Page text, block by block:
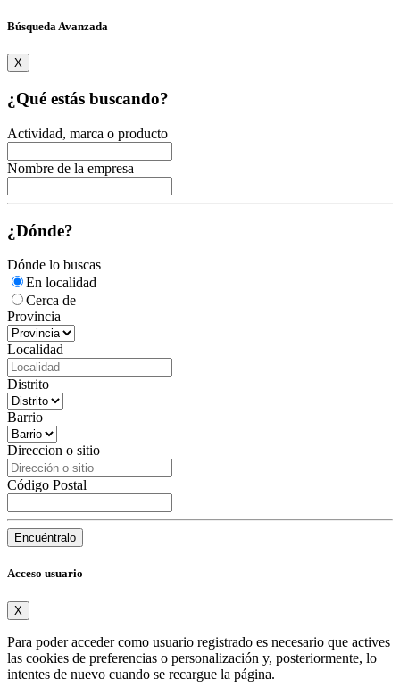
Búsqueda Avanzada
X
¿Qué estás buscando?
Actividad, marca o producto
Nombre de la empresa
¿Dónde?
Dónde lo buscas
En localidad
Cerca de
Provincia
Localidad
Distrito
Barrio
Direccion o sitio
Código Postal
Encuéntralo
Acceso usuario
X
Para poder acceder como usuario registrado es necesario que actives
las cookies de preferencias o personalización y, posteriormente, lo
intentes de nuevo cuando se recargue la página.